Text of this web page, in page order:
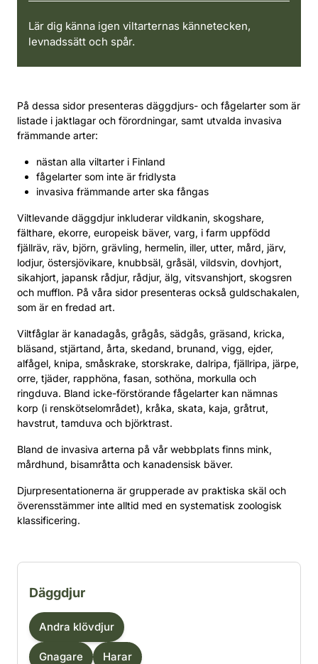
Lär dig känna igen viltarternas kännetecken,
levnadssätt och spår.
På dessa sidor presenteras däggdjurs- och fågelarter som är
listade i jaktlagar och förordningar, samt utvalda invasiva
främmande arter:
nästan alla viltarter i Finland
fågelarter som inte är fridlysta
invasiva främmande arter ska fångas
Viltlevande däggdjur inkluderar vildkanin, skogshare,
fälthare, ekorre, europeisk bäver, varg, i farm uppfödd
fjällräv, räv, björn, grävling, hermelin, iller, utter, mård, järv,
lodjur, östersjövikare, knubbsäl, gråsäl, vildsvin, dovhjort,
sikahjort, japansk rådjur, rådjur, älg, vitsvanshjort, skogsren
och mufflon. På våra sidor presenteras också guldschakalen,
som är en fredad art.
Viltfåglar är kanadagås, grågås, sädgås, gräsand, kricka,
bläsand, stjärtand, årta, skedand, brunand, vigg, ejder,
alfågel, knipa, småskrake, storskrake, dalripa, fjällripa, järpe,
orre, tjäder, rapphöna, fasan, sothöna, morkulla och
ringduva. Bland icke-förstörande fågelarter kan nämnas
korp (i renskötselområdet), kråka, skata, kaja, gråtrut,
havstrut, tamduva och björktrast.
Bland de invasiva arterna på vår webbplats finns mink,
mårdhund, bisamråtta och kanadensisk bäver.
Djurpresentationerna är grupperade av praktiska skäl och
överensstämmer inte alltid med en systematisk zoologisk
klassificering.
Däggdjur
Andra klövdjur
Gnagare Harar